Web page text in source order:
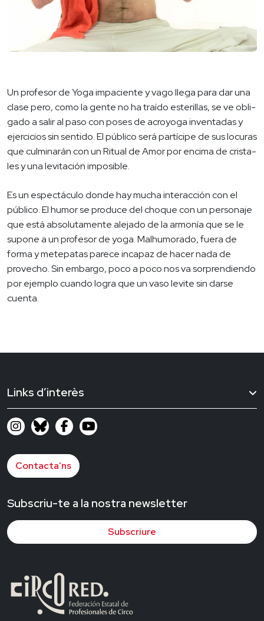
Un profesor de Yoga impaciente y vago llega para dar una
clase pero, como la gente no ha traído esterillas, se ve obli­
gado a salir al paso con poses de acroyoga inventadas y
ejercicios sin sentido. El público será partícipe de sus locuras
que culminarán con un Ritual de Amor por encima de crista­
les y una levitación imposible.
Es un espectáculo donde hay mucha interacción con el
público. El humor se produce del choque con un personaje
que está absolutamente alejado de la armonía que se le
supone a un profesor de yoga. Malhumorado, fuera de
forma y metepatas parece incapaz de hacer nada de
provecho. Sin embargo, poco a poco nos va sorprendiendo
por ejemplo cuando logra que un vaso levite sin darse
cuenta.
Links d’interès
Contacta’ns
Subscriu-te a la nostra newsletter
Subscriure